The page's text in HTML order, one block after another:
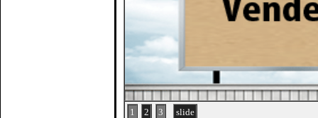
1 2 3 slide